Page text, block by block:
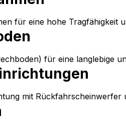
für eine hohe Tragfähigkeit
für eine langlebige
mit